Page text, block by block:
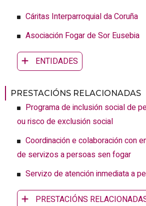
Cáritas Interparroquial da Coruña
Asociación Fogar de Sor Eusebia
ENTIDADES
PRESTACIÓNS RELACIONADAS
Programa de inclusión social de
ou risco de exclusión social
Coordinación e colaboración con
de servizos a persoas sen fogar
Servizo de atención inmediata a
PRESTACIÓNS